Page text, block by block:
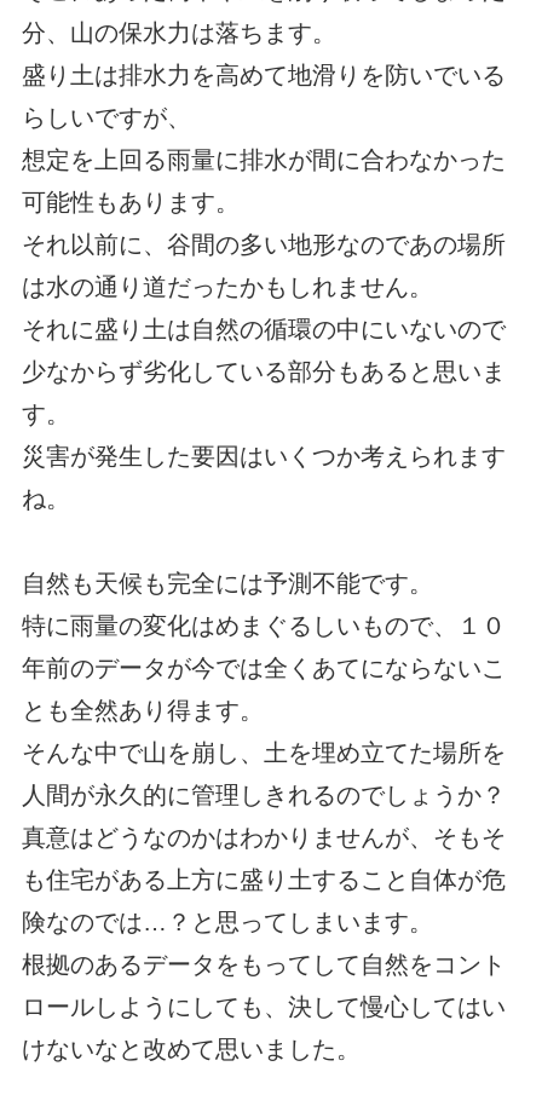
分、山の保水力は落ちます。
盛り土は排水力を高めて地滑りを防いでいる
らしいですが、
想定を上回る雨量に排水が間に合わなかった
可能性もあります。
それ以前に、谷間の多い地形なのであの場所
は水の通り道だったかもしれません。
それに盛り土は自然の循環の中にいないので
少なからず劣化している部分もあると思いま
す。
災害が発生した要因はいくつか考えられます
ね。
自然も天候も完全には予測不能です。
特に雨量の変化はめまぐるしいもので、１０
年前のデータが今では全くあてにならないこ
とも全然あり得ます。
そんな中で山を崩し、土を埋め立てた場所を
人間が永久的に管理しきれるのでしょうか？
真意はどうなのかはわかりませんが、そもそ
も住宅がある上方に盛り土すること自体が危
険なのでは…？と思ってしまいます。
根拠のあるデータをもってして自然をコント
ロールしようにしても、決して慢心してはい
けないなと改めて思いました。